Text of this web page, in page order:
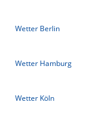
Wetter Berlin
Wetter Hamburg
Wetter Köln